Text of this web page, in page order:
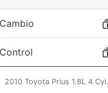
Cambio
Control
2010 Toyota Prius 1.8L 4 Cyl.